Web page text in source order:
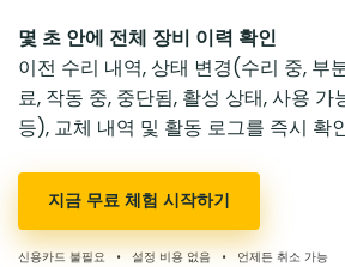
몇 초 안에 전체 장비 이력 확인
이전 수리 내역, 상태 변경(수리 중, 부
료, 작동 중, 중단됨, 활성 상태, 사용 가
등), 교체 내역 및 활동 로그를 즉시 확
지금 무료 체험 시작하기
신용카드 불필요 • 설정 비용 없음 • 언제든 취소 가능